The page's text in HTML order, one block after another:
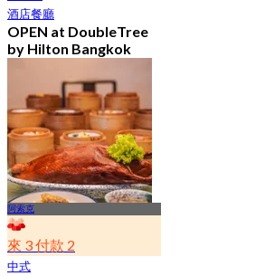
酒店餐廳
OPEN at DoubleTree
by Hilton Bangkok
7.2K 已預訂
起
฿ 352.5
阿索克
來 3 付款 2
中式